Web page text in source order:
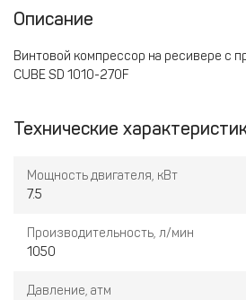
Описание
Винтовой компрессор на ресивере с
CUBE SD 1010-270F
Технические
Мощность двигателя, кВт
7.5
Производительность, л/мин
1050
Давление, атм